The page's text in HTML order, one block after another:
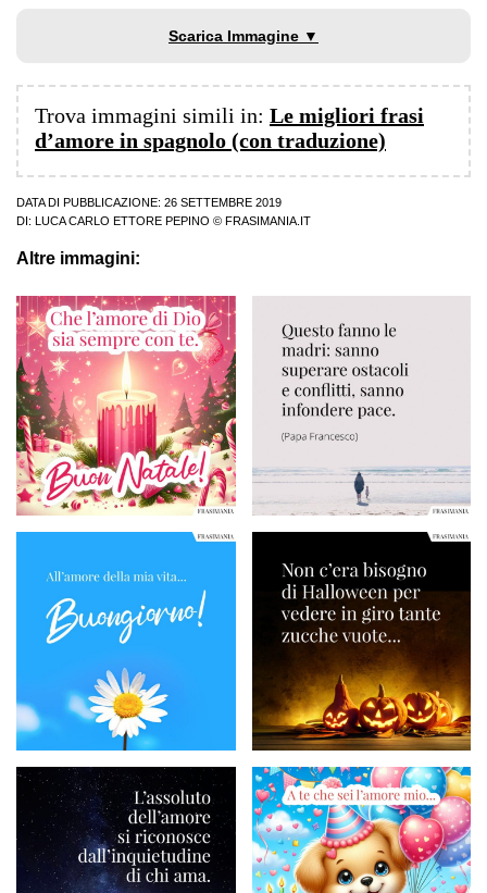
Scarica Immagine ▼
Trova immagini simili in: Le migliori frasi
d’amore in spagnolo (con traduzione)
DATA DI PUBBLICAZIONE: 26 SETTEMBRE 2019
DI:
LUCA CARLO ETTORE PEPINO © FRASIMANIA.IT
Altre immagini: